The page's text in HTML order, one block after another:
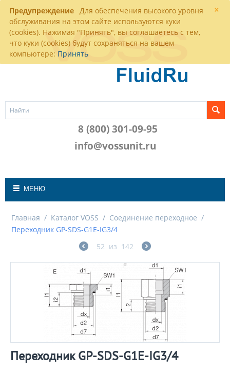
×
Предупреждение Для обеспечения высокого уровня
обслуживания на этом сайте используются куки
(cookies). Нажимая "Принять", вы соглашаетесь с тем,
что куки (cookies) будут сохраняться на вашем
компьютере: Принять
8 (800) 301-09-95
info@vossunit.ru
МЕНЮ
Главная / Каталог VOSS / Соединение переходное /
Переходник GP-SDS-G1E-IG3/4
52 из 142
Переходник GP-SDS-G1E-IG3/4